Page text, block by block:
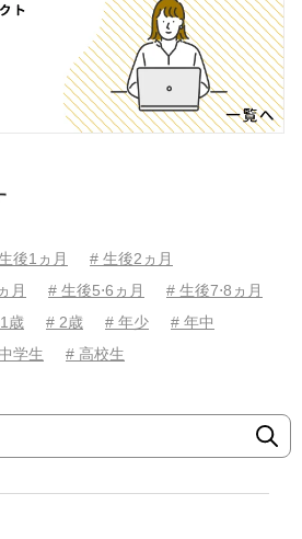
後1ヵ月
# 生後2ヵ月
月 # 生後5⋅6ヵ月
# 生後7⋅8ヵ月
歳 # 2歳 # 年少
# 年中
学生 # 高校生